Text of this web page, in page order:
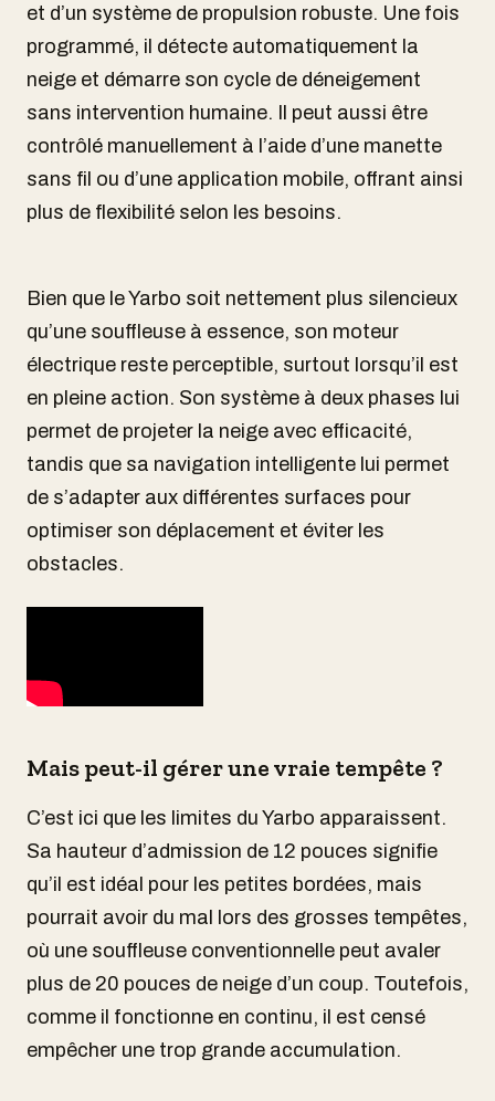
et d’un système de propulsion robuste. Une fois
programmé, il détecte automatiquement la
neige et démarre son cycle de déneigement
sans intervention humaine. Il peut aussi être
contrôlé manuellement à l’aide d’une manette
sans fil ou d’une application mobile, offrant ainsi
plus de flexibilité selon les besoins.
Bien que le Yarbo soit nettement plus silencieux
qu’une souffleuse à essence, son moteur
électrique reste perceptible, surtout lorsqu’il est
en pleine action. Son système à deux phases lui
permet de projeter la neige avec efficacité,
tandis que sa navigation intelligente lui permet
de s’adapter aux différentes surfaces pour
optimiser son déplacement et éviter les
obstacles.
Mais peut-il gérer une vraie tempête ?
C’est ici que les limites du Yarbo apparaissent.
Sa hauteur d’admission de 12 pouces signifie
qu’il est idéal pour les petites bordées, mais
pourrait avoir du mal lors des grosses tempêtes,
où une souffleuse conventionnelle peut avaler
plus de 20 pouces de neige d’un coup. Toutefois,
comme il fonctionne en continu, il est censé
empêcher une trop grande accumulation.